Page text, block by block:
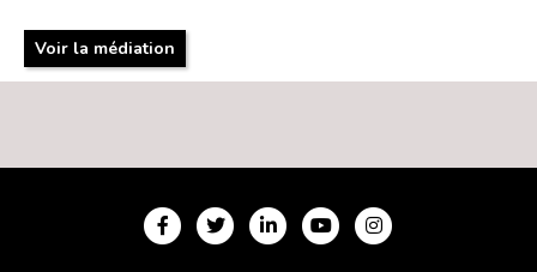
Voir la médiation